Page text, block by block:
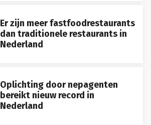
Er zijn meer fastfoodrestaurants
dan traditionele restaurants in
Nederland
Oplichting door nepagenten
bereikt nieuw record in
Nederland